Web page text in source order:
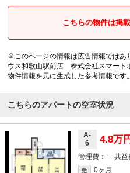
こちらの物件は掲
※このページの情報は広告情報ではあ
ウス和歌山駅前店 株式会社スマート
物件情報を元に生成した参考情報です。
こちらのアパートの空室状況
A-
6
4.8万
-
敷 0ヶ月